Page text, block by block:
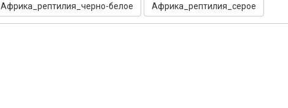
Африка_рептилия_черно-белое Африка_рептилия_серое